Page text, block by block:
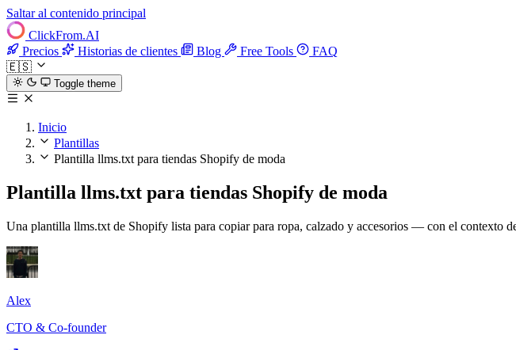
Saltar al contenido principal
ClickFrom.AI
Precios
Historias de clientes Blog Free Tools
FAQ
🇪🇸
Toggle theme
Inicio
Plantillas
Plantilla llms.txt para tiendas Shopify de moda
Plantilla llms.txt para tiendas Shopify de moda
Una plantilla llms.txt de Shopify lista para copiar para ropa, calzado y accesorios — con el contexto
Alex
CTO & Co-founder